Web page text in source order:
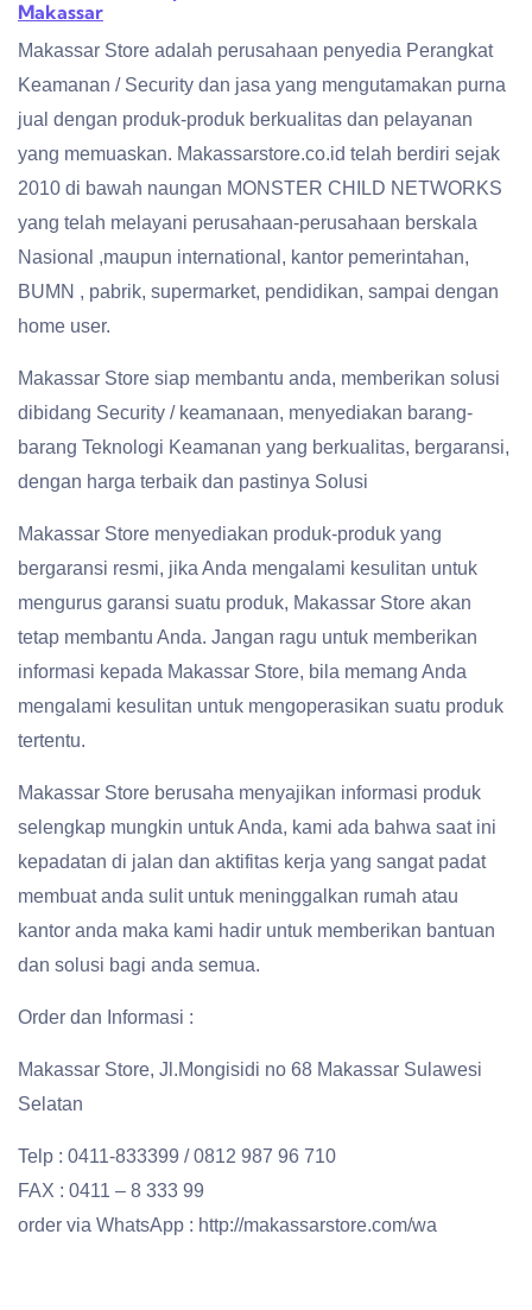
Makassar
Makassar Store adalah perusahaan penyedia Perangkat
Keamanan / Security dan jasa yang mengutamakan purna
jual dengan produk-produk berkualitas dan pelayanan
yang memuaskan. Makassarstore.co.id telah berdiri sejak
2010 di bawah naungan MONSTER CHILD NETWORKS
yang telah melayani perusahaan-perusahaan berskala
Nasional ,maupun international, kantor pemerintahan,
BUMN , pabrik, supermarket, pendidikan, sampai dengan
home user.
Makassar Store siap membantu anda, memberikan solusi
dibidang Security / keamanaan, menyediakan barang-
barang Teknologi Keamanan yang berkualitas, bergaransi,
dengan harga terbaik dan pastinya Solusi
Makassar Store menyediakan produk-produk yang
bergaransi resmi, jika Anda mengalami kesulitan untuk
mengurus garansi suatu produk, Makassar Store akan
tetap membantu Anda. Jangan ragu untuk memberikan
informasi kepada Makassar Store, bila memang Anda
mengalami kesulitan untuk mengoperasikan suatu produk
tertentu.
Makassar Store berusaha menyajikan informasi produk
selengkap mungkin untuk Anda, kami ada bahwa saat ini
kepadatan di jalan dan aktifitas kerja yang sangat padat
membuat anda sulit untuk meninggalkan rumah atau
kantor anda maka kami hadir untuk memberikan bantuan
dan solusi bagi anda semua.
Order dan Informasi :
Makassar Store, Jl.Mongisidi no 68 Makassar Sulawesi
Selatan
Telp : 0411-833399 / 0812 987 96 710
FAX : 0411 – 8 333 99
order via WhatsApp : http://makassarstore.com/wa